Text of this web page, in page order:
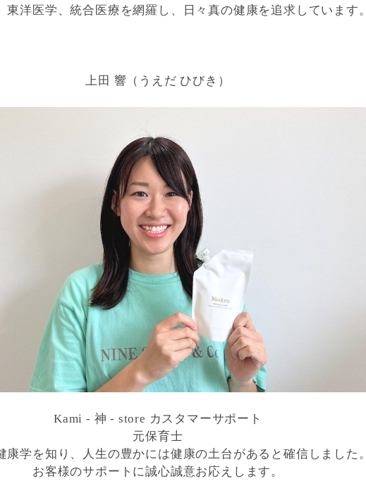
東洋医学、統合医療を網羅し、日々真の健康を追求しています。
上田 響（うえだ ひびき）
Kami - 神 - store カスタマーサポート
元保育士
康学を知り、人生の豊かには健康の土台があると確信しました。
お客様のサポートに誠心誠意お応えします。